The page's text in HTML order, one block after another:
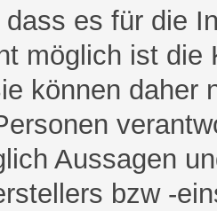
es für die
möglich ist die
können daher
Aussagen
bzw -